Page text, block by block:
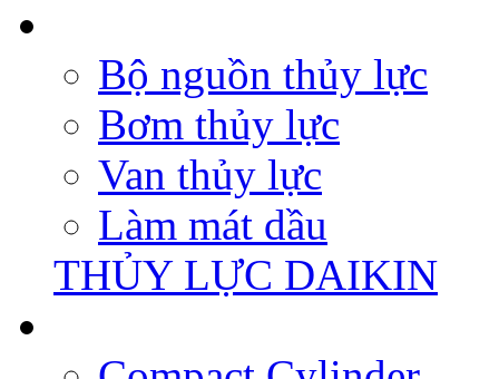
Bộ nguồn thủy lực
Bơm thủy lực
Van thủy lực
Làm mát dầu
THỦY LỰC DAIKIN